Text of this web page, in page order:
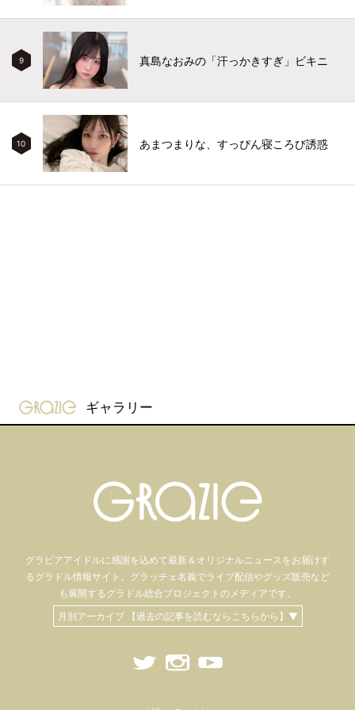
9 真島なおみの「汗っかきすぎ」ビキニ
10 あまつまりな、すっぴん寝ころび誘惑
gravure-grazie
ギャラリー
グラビアアイドルに感謝を込めて最新＆オリジナルニュースをお届けす
るグラドル情報サイト。 グラッチェ名義でライブ配信やグッズ販売など
も 展開するグラドル総合プロジェクトのメディアです。
月別アーカイブ 【過去の記事を読むならこちらから】▼